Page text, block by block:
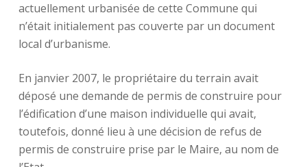
actuellement urbanisée de cette Commune qui
n’était initialement pas couverte par un document
local d’urbanisme.
En janvier 2007, le propriétaire du terrain avait
déposé une demande de permis de construire pour
l’édification d’une maison individuelle qui avait,
toutefois, donné lieu à une décision de refus de
permis de construire prise par le Maire, au nom de